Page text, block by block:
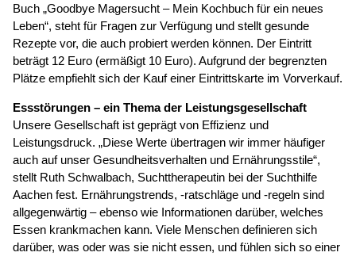
Buch „Goodbye Magersucht – Mein Kochbuch für ein neues
Leben“, steht für Fragen zur Verfügung und stellt gesunde
Rezepte vor, die auch probiert werden können. Der Eintritt
beträgt 12 Euro (ermäßigt 10 Euro). Aufgrund der begrenzten
Plätze empfiehlt sich der Kauf einer Eintrittskarte im Vorverkauf.
Essstörungen – ein Thema der Leistungsgesellschaft
Unsere Gesellschaft ist geprägt von Effizienz und
Leistungsdruck. „Diese Werte übertragen wir immer häufiger
auch auf unser Gesundheitsverhalten und Ernährungsstile“,
stellt Ruth Schwalbach, Suchttherapeutin bei der Suchthilfe
Aachen fest. Ernährungstrends, -ratschläge und -regeln sind
allgegenwärtig – ebenso wie Informationen darüber, welches
Essen krankmachen kann. Viele Menschen definieren sich
darüber, was oder was sie nicht essen, und fühlen sich so einer